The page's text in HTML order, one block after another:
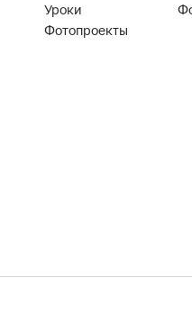
Уроки
Фотопроекты